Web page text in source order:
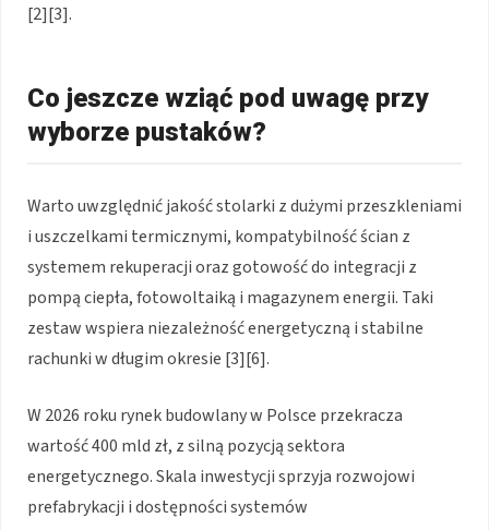
[2][3].
Co jeszcze wziąć pod uwagę przy
wyborze pustaków?
Warto uwzględnić jakość stolarki z dużymi przeszkleniami
i uszczelkami termicznymi, kompatybilność ścian z
systemem rekuperacji oraz gotowość do integracji z
pompą ciepła, fotowoltaiką i magazynem energii. Taki
zestaw wspiera niezależność energetyczną i stabilne
rachunki w długim okresie [3][6].
W 2026 roku rynek budowlany w Polsce przekracza
wartość 400 mld zł, z silną pozycją sektora
energetycznego. Skala inwestycji sprzyja rozwojowi
prefabrykacji i dostępności systemów